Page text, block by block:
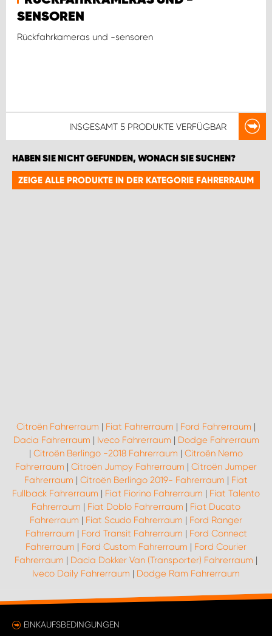
SENSOREN
Rückfahrkameras und -sensoren
INSGESAMT 5 PRODUKTE VERFÜGBAR
HABEN SIE NICHT GEFUNDEN, WONACH SIE SUCHEN?
ZEIGE ALLE PRODUKTE IN DER KATEGORIE FAHRERRAUM
Citroën Fahrerraum | Fiat Fahrerraum | Ford Fahrerraum |
Dacia Fahrerraum | Iveco Fahrerraum | Dodge Fahrerraum
| Citroën Berlingo -2018 Fahrerraum | Citroën Nemo
Fahrerraum | Citroën Jumpy Fahrerraum | Citroën Jumper
Fahrerraum | Citroën Berlingo 2019- Fahrerraum | Fiat
Fullback Fahrerraum | Fiat Fiorino Fahrerraum | Fiat Talento
Fahrerraum | Fiat Doblo Fahrerraum | Fiat Ducato
Fahrerraum | Fiat Scudo Fahrerraum | Ford Ranger
Fahrerraum | Ford Transit Fahrerraum | Ford Connect
Fahrerraum | Ford Custom Fahrerraum | Ford Courier
Fahrerraum | Dacia Dokker Van (Transporter) Fahrerraum |
Iveco Daily Fahrerraum | Dodge Ram Fahrerraum
EINKAUFSBEDINGUNGEN